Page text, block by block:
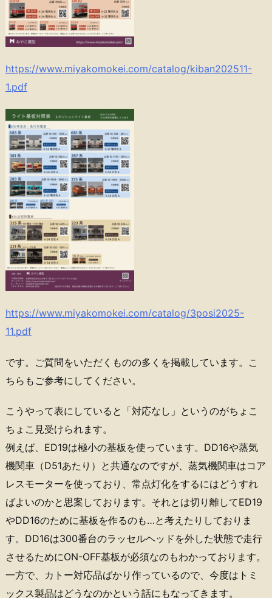
https://www.miyakomokei.com/catalog/kiban202511-
1.pdf
https://www.miyakomokei.com/catalog/3posi2025-
11.pdf
です。ご質問をいただくものの多くを掲載しています。こ
ちらもご参考にしてください。
こうやって表にしていると「対応なし」というのがちょこ
ちょこ見受けられます。
例えば、ED19は極小の基板を使っています。DD16や蒸気
機関車（D51あたり）と共通なのですが、蒸気機関車はコア
レスモーターを使っており、常点灯化をするにはどうすれ
ばよいのかと思案しております。それとは切り離してED19
やDD16のために基板を作るのも…と考えたりしておりま
す。DD16は300番台のラッセルヘッドを外した状態で走行
させるためにON-OFF基板が必須なのもわかっております。
一方で、カトー対応品ばかり作っているので、今度はトミ
ックス製品はどうなのかという話にもなってきます。